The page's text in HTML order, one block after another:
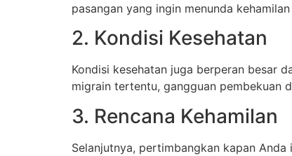
pasangan yang ingin menunda
2. Kondisi Kesehatan
Kondisi kesehatan juga berperan besar
migrain tertentu, gangguan pembekuan
3. Rencana Kehamilan
Selanjutnya, pertimbangkan kapan